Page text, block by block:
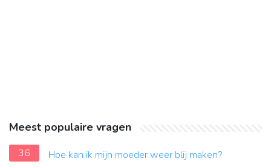
Meest populaire vragen
36
Hoe kan ik mijn moeder weer blij maken?